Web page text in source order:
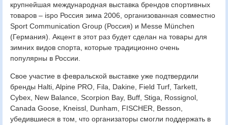
крупнейшая международная выставка брендов спортивных
товаров – ispo Россия зима 2006, организованная совместно
Sport Communication Group (Россия) и Messe München
(Германия). Акцент в этот раз будет сделан на товары для
зимних видов спорта, которые традиционно очень
популярны в России.
Свое участие в февральской выставке уже подтвердили
бренды Halti, Alpine PRO, Fila, Dakine, Field Turf, Tarkett,
Cybex, New Balance, Scorpion Bay, Buff, Stiga, Rossignol,
Canada Goose, Kneissl, Dunham, FISCHER, Besson,
убедившиеся в том, что организаторы смогли поддержать в